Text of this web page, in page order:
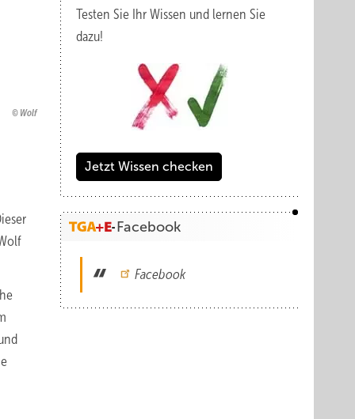
Wolf
Testen Sie Ihr Wissen und lernen Sie
dazu!
Jetzt Wissen checken
Facebook
Facebook